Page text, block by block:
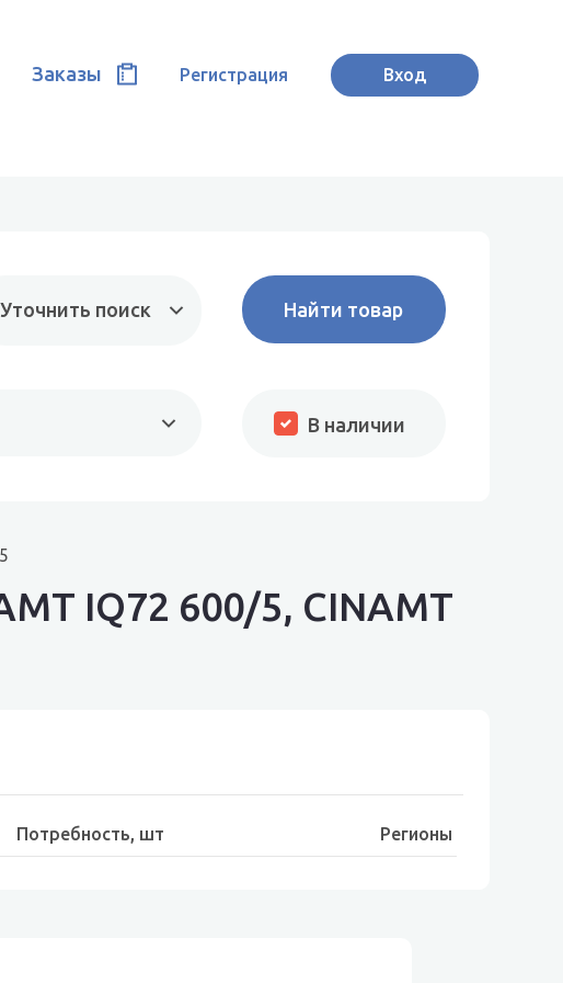
Заказы Регистрация Вход
Уточнить поиск
В наличии
IQ72 600/5, CINAMT
Потребность, шт Регионы